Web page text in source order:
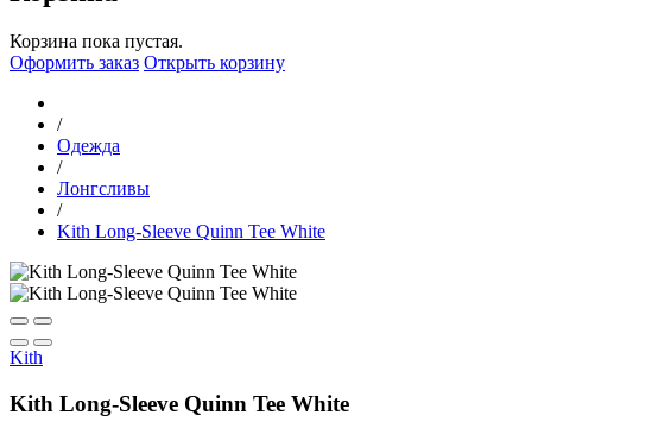
Корзина пока пустая.
Оформить заказ Открыть корзину
/
Одежда
/
Лонгсливы
/
Kith Long-Sleeve Quinn Tee White
Kith
Kith Long-Sleeve Quinn Tee White